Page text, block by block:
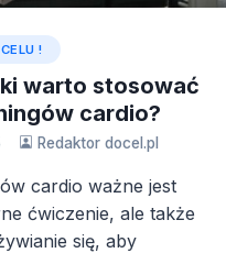
!
warto stosować
cardio?
Redaktor docel.pl
cardio ważne jest
ćwiczenie, ale także
się, aby